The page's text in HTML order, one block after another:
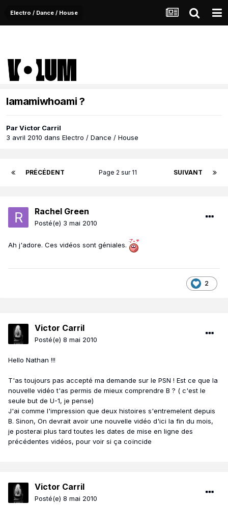
Electro / Dance / House
Iamamiwhoami ?
ParVictor Carril
3 avril 2010 dans Electro / Dance / House
PRÉCÉDENT SUIVANT
Page 2 sur 11
Rachel Green
Posté(e) 3 mai 2010
Ah j'adore. Ces vidéos sont géniales.
2
Victor Carril
Posté(e) 8 mai 2010
Hello Nathan !!!
T'as toujours pas accepté ma demande sur le PSN ! Est ce que la
nouvelle vidéo t'as permis de mieux comprendre B ? ( c'est le
seule but de U-1, je pense)
J'ai comme l'impression que deux histoires s'entremelent depuis
B. Sinon, On devrait avoir une nouvelle vidéo d'ici la fin du mois,
je posterai plus tard toutes les dates de mise en ligne des
précédentes vidéos, pour voir si ça coïncide
Victor Carril
Posté(e) 8 mai 2010